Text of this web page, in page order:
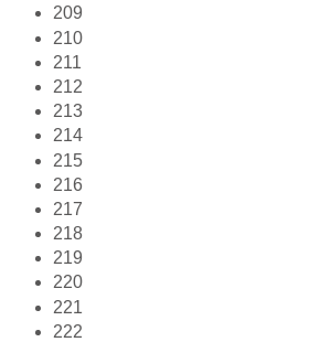
209
210
211
212
213
214
215
216
217
218
219
220
221
222